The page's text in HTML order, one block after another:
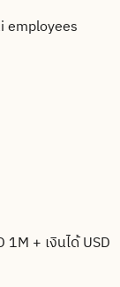
employees
+ เงินได้ USD